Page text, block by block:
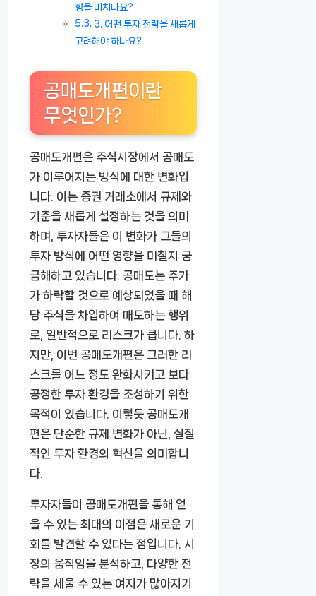
향을 미치나요?
3. 어떤 투자 전략을 새롭게
고려해야 하나요?
공매도개편이란
무엇인가?
공매도개편은 주식시장에서 공매도
가 이루어지는 방식에 대한 변화입
니다. 이는 증권 거래소에서 규제와
기준을 새롭게 설정하는 것을 의미
하며, 투자자들은 이 변화가 그들의
투자 방식에 어떤 영향을 미칠지 궁
금해하고 있습니다. 공매도는 주가
가 하락할 것으로 예상되었을 때 해
당 주식을 차입하여 매도하는 행위
로, 일반적으로 리스크가 큽니다. 하
지만, 이번 공매도개편은 그러한 리
스크를 어느 정도 완화시키고 보다
공정한 투자 환경을 조성하기 위한
목적이 있습니다. 이렇듯 공매도개
편은 단순한 규제 변화가 아닌, 실질
적인 투자 환경의 혁신을 의미합니
다.
투자자들이 공매도개편을 통해 얻
을 수 있는 최대의 이점은 새로운 기
회를 발견할 수 있다는 점입니다. 시
장의 움직임을 분석하고, 다양한 전
략을 세울 수 있는 여지가 많아지기